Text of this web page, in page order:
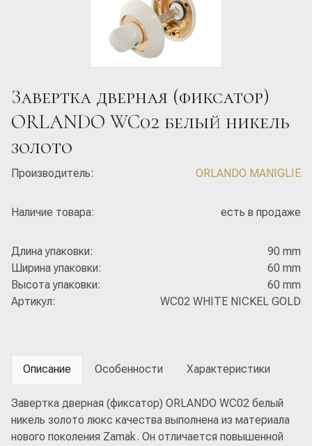
Завертка дверная (фиксатор)
ORLANDO WC02 белый никель
золото
Производитель: ORLANDO MANIGLIE
Наличие товара: есть в продаже
Длина упаковки:
90 mm
Ширина упаковки:
60 mm
Высота упаковки:
60 mm
Артикул:
WC02 WHITE NIСKEL GOLD
Описание Особенности Характеристики
Завертка дверная (фиксатор) ORLANDO WC02 белый
никель золото люкс качества выполнена из материала
нового поколения Zamak. Он отличается повышенной